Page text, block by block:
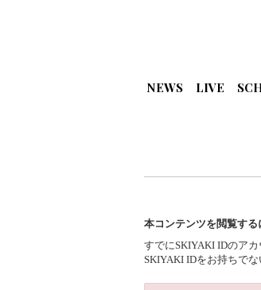
NEWS LIVE
本コンテンツを閲覧する
すでにSKIYAKI IDのア
SKIYAKI IDをお持ちで